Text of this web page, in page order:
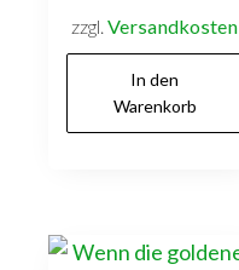
zzgl.Versandkosten
In den
Warenkorb